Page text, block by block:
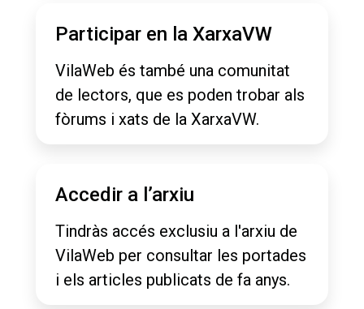
Participar en la XarxaVW
VilaWeb és també una comunitat
de lectors, que es poden trobar als
fòrums i xats de la XarxaVW.
Accedir a l’arxiu
Tindràs accés exclusiu a l'arxiu de
VilaWeb per consultar les portades
i els articles publicats de fa anys.